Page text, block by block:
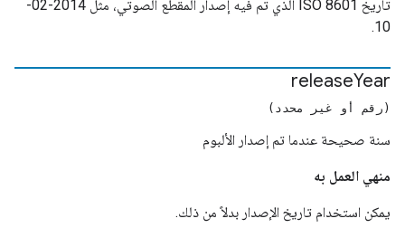
تاريخ ISO 8601 الذي تم فيه إصدار المقطع الصوتي، مثل 2014-02-
10.
releaseYear
(رقم أو غير محدد)
سنة صحيحة عندما تم إصدار الألبوم
منهي العمل به
يمكن استخدام تاريخ الإصدار بدلاً من ذلك.